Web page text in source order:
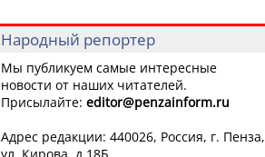
Народный репортер
Мы публикуем самые интересные
новости от наших читателей.
Присылайте: editor@penzainform.ru
Адрес редакции: 440026, Россия, г. Пенза,